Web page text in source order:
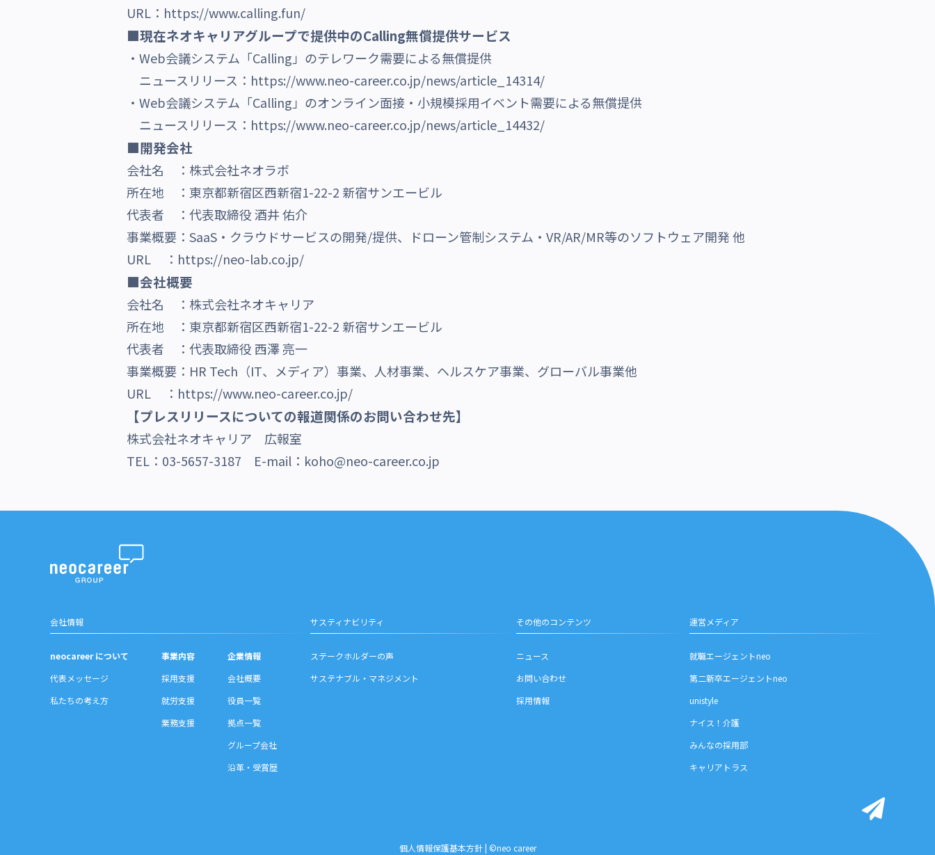
URL： https://www.calling.fun/
■現在ネオキャリアグループで提供中のCalling無償提供サービス
・Web会議システム「Calling」のテレワーク需要による無償提供
ニュースリリース： https://www.neo-career.co.jp/news/article_14314/
・Web会議システム「Calling」のオンライン面接・小規模採用イベント需要による無償提供
ニュースリリース： https://www.neo-career.co.jp/news/article_14432/
■開発会社
会社名 ：株式会社ネオラボ
所在地 ：東京都新宿区西新宿1-22-2 新宿サンエービル
代表者 ：代表取締役 酒井 佑介
事業概要：SaaS・クラウドサービスの開発/提供、ドローン管制システム・VR/AR/MR等のソフトウェア開発 他
URL ： https://neo-lab.co.jp/
■会社概要
会社名 ：株式会社ネオキャリア
所在地 ：東京都新宿区西新宿1-22-2 新宿サンエービル
代表者 ：代表取締役 西澤 亮一
事業概要：HR Tech（IT、メディア）事業、人材事業、ヘルスケア事業、グローバル事業他
URL ： https://www.neo-career.co.jp/
【プレスリリースについての報道関係のお問い合わせ先】
株式会社ネオキャリア 広報室
TEL：03-5657-3187 E-mail：koho@neo-career.co.jp
会社情報
neocareer について
代表メッセージ
私たちの考え方
事業内容
採用支援
就労支援
業務支援
企業情報
会社概要
役員一覧
拠点一覧
グループ会社
沿革・受賞歴
サスティナビリティ
ステークホルダーの声
サステナブル・マネジメント
その他のコンテンツ
ニュース
お問い合わせ
採用情報
運営メディア
就職エージェントneo
第二新卒エージェントneo
unistyle
ナイス！介護
みんなの採用部
キャリアトラス
個人情報保護基本方針| ©neo career